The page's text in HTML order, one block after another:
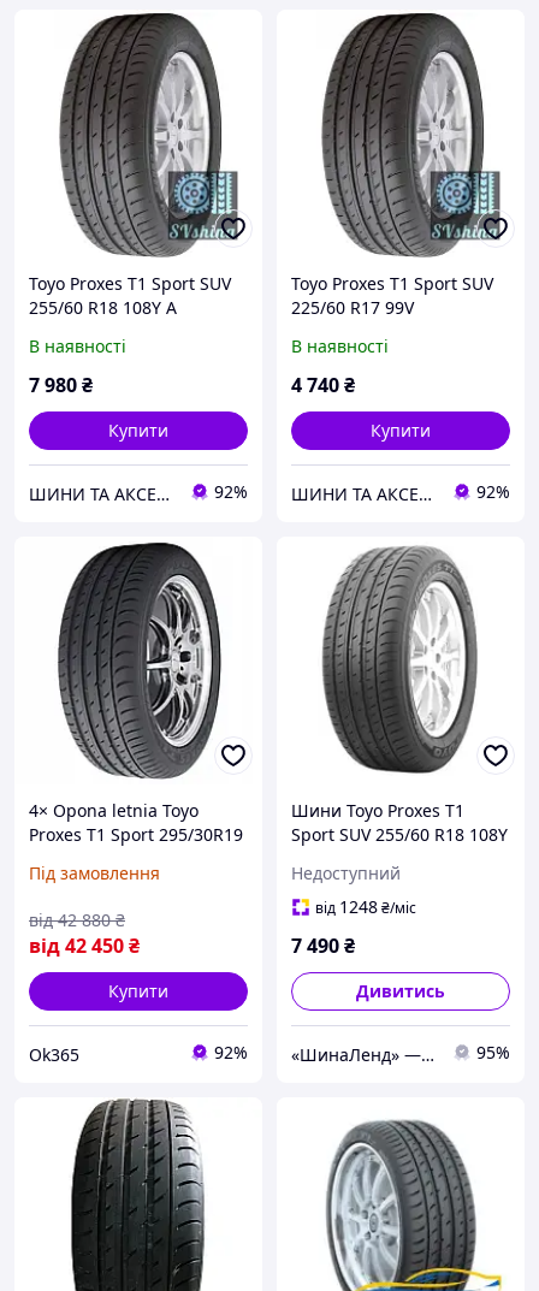
Toyo Proxes T1 Sport SUV
255/60 R18 108Y A
В наявності
7 980₴
Купити
ШИНИ ТА АКСЕСУАРИ ДЛЯ ВСІХ ВИДІВ ТЕХНІКИ 92%
Toyo Proxes T1 Sport SUV
225/60 R17 99V
В наявності
4 740₴
Купити
ШИНИ ТА АКСЕСУАРИ ДЛЯ ВСІХ ВИДІВ ТЕХНІКИ 92%
4× Opona letnia Toyo
Proxes T1 Sport 295/30R19
Замовлення)
Під замовлення
від42 450₴
від 42 880 ₴
Купити
Ok365 92%
Шини Toyo Proxes T1
Sport SUV 255/60 R18 108Y
Недоступний
від 1248₴/міс
7 490₴
Дивитись
«ШинаЛенд» — інтернет-магазин автотоварів. 95%